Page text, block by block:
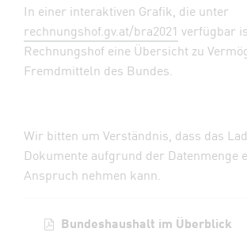
In einer interaktiven Grafik, die unter
rechnungshof.gv.at/bra2021 verfügbar
Rechnungshof eine Übersicht zu
Fremdmitteln des Bundes.
Wir bitten um Verständnis, dass das
Dokumente aufgrund der Datenmenge
Anspruch nehmen kann.
Bundeshaushalt im Überblick